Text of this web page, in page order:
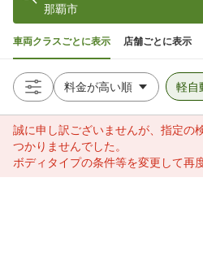
那覇市
車両クラスごとに表示 店舗ごとに表示
軽自
誠に申し訳ございませんが、指定の
つかりませんでした。
ボディタイプの条件等を変更して再